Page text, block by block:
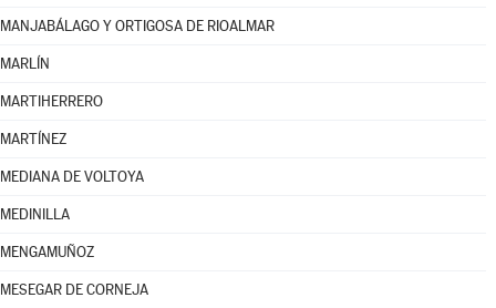
MANJABÁLAGO Y ORTIGOSA DE RIOALMAR
MARLÍN
MARTIHERRERO
MARTÍNEZ
MEDIANA DE VOLTOYA
MEDINILLA
MENGAMUÑOZ
MESEGAR DE CORNEJA